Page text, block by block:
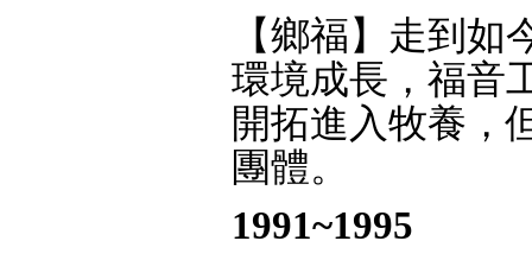
【鄉福】走到
環境成長，福音
開拓進入牧養，
團體。
1991~1995